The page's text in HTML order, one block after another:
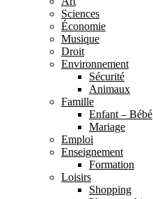
Sciences
Économie
Musique
Droit
Environnement
Sécurité
Animaux
Famille
Enfant – Bébé
Mariage
Emploi
Enseignement
Formation
Loisirs
Shopping